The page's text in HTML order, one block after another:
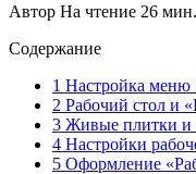
Автор На чтение 26 мин.
Содержание
1 Настройка меню
2 Рабочий стол и
3 Живые плитки и
4 Настройки
5 Оформление